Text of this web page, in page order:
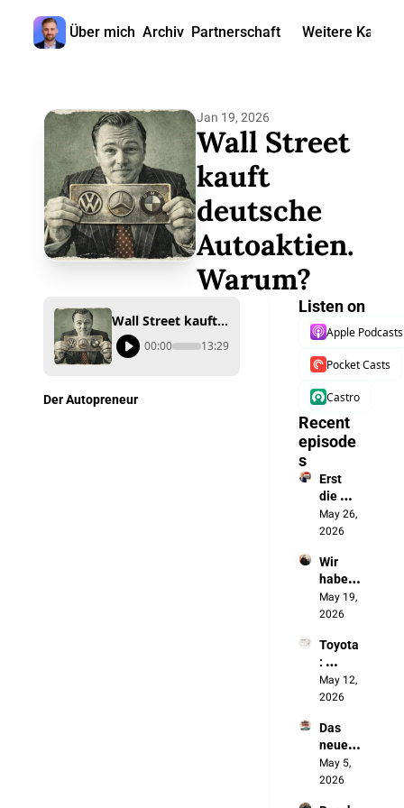
Über mich Archiv Partnerschaft Weitere Kanäle
Jan 19, 2026
Wall Street
kauft
deutsche
Autoaktien.
Warum?
Wall Street kauft deutsche Autoaktien. Warum?
00:00 13:29
Der Autopreneur
Listen on
Apple Podcasts
Pocket Casts
Castro
Recent
episode
s
Erst
die
Batteri
e, jetzt
autono
me
Fahren
May 26,
2026
Wir
haben
die
Chines
ausges
perrt.
Jetzt
bauen
unsere
Autos
May 19,
2026
Toyota
:
„Wenn
sich
ändert,
werde
n wir
NICHT
May 12,
2026
Das
neue
Made
in
May 5,
2026